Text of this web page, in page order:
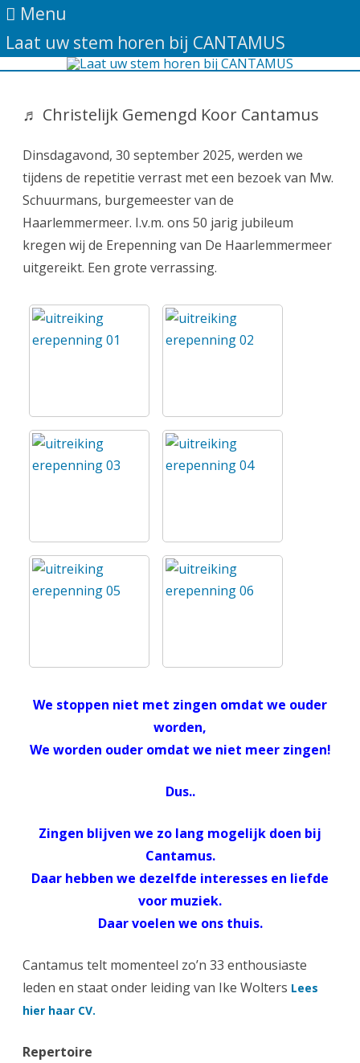
Menu
Laat uw stem horen bij CANTAMUS
de
inhoud
♬ Christelijk Gemengd Koor Cantamus
Dinsdagavond, 30 september 2025, werden we
tijdens de repetitie verrast met een bezoek van Mw.
Schuurmans, burgemeester van de
Haarlemmermeer. I.v.m. ons 50 jarig jubileum
kregen wij de Erepenning van De Haarlemmermeer
uitgereikt. Een grote verrassing.
We stoppen niet met zingen omdat we ouder
worden,
We worden ouder omdat we niet meer zingen!
Dus..
Zingen blijven we zo lang mogelijk doen bij
Cantamus.
Daar hebben we dezelfde interesses en liefde
voor muziek.
Daar voelen we ons thuis.
Cantamus telt momenteel zo’n 33 enthousiaste
leden en staat onder leiding van Ike Wolters Lees
hier haar CV.
Repertoire